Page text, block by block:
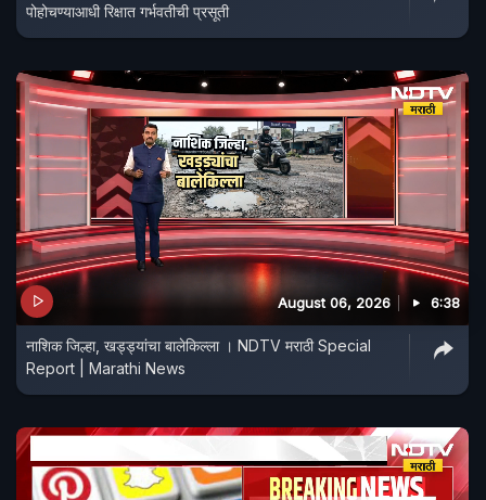
पोहोचण्याआधी रिक्षात गर्भवतीची प्रसूती
August 06, 2026 6:38
नाशिक जिल्हा, खड्ड्यांचा बालेकिल्ला । NDTV मराठी Special
Report | Marathi News